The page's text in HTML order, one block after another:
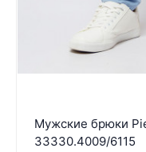
Мужские брюки
33330.4009/6115